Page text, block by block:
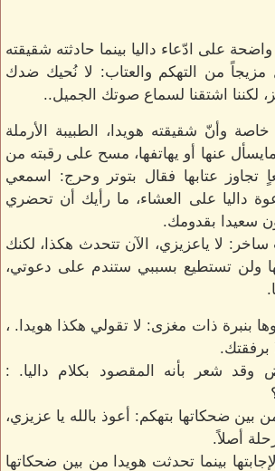
على ادّعاء داليا بينما حادثته شقيقته
من التهكم والعتاب: لا نُحيك ضدك
لكننا اشتقنا لسماع صوتك الجميل..
وأنّ شقيقته هويدا، الطبيبة الأرملة
عنها أو يهاتفها، مسح على رقبته من
تجاوز عتابها فقال بتوتر وحرج: اسمعي
داليا على العشاء، ما رأيك أن تحضري
سعيدا بقدومك.
لا ياعزيزي، الآن تتحدث هكذا، لكنك
ولن تستطيع بسببي ستندم على دعوتي،
بنبرة ذات مغزى: لا تقولي هكذا هويدا. ،
برفقتك.
وقد شعر بأنه المقصود بكلام داليا. :
بين ضحكاتها بتهكم: أعوذ بالله يا عزيزي،
أصلاً.
بينما تحدثت هويدا من بين ضحكاتها